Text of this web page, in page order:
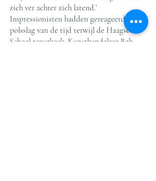
zich ver achter zich latend.’
Impressionisten hadden gereageerd op de
polsslag van de tijd terwijl de Haagse
School terugkeek. Kunsthandelaar Bob